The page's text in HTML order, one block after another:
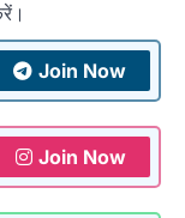
Join Now
Join Now